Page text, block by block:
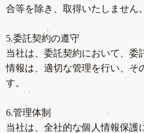
合等を除き、取得いたしません。
5.委託契約の遵守
当社は、委託契約において、委
情報は、適切な管理を行い、そ
す。
6.管理体制
当社は、全社的な個人情報保護